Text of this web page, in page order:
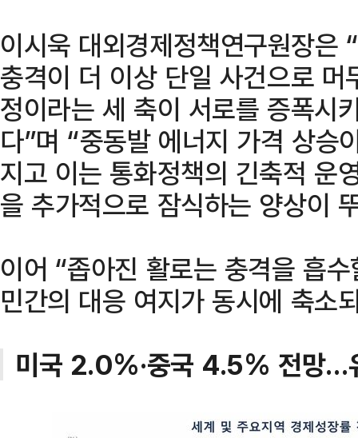
이시욱 대외경제정책연구원장은
충격이 더 이상 단일 사건으로
정이라는 세 축이 서로를 증폭시
다”며 “중동발 에너지 가격 상승
지고 이는 통화정책의 긴축적 운
을 추가적으로 잠식하는 양상이
이어 “좁아진 활로는 충격을 흡
민간의 대응 여지가 동시에 축소
미국 2.0%·중국 4.5% 전망…